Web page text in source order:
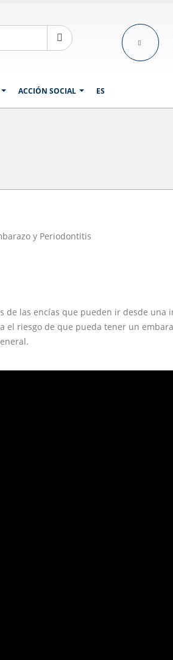
ACCIÓN SOCIAL ES
las encías que pueden ir desde
riesgo de que pueda tener un